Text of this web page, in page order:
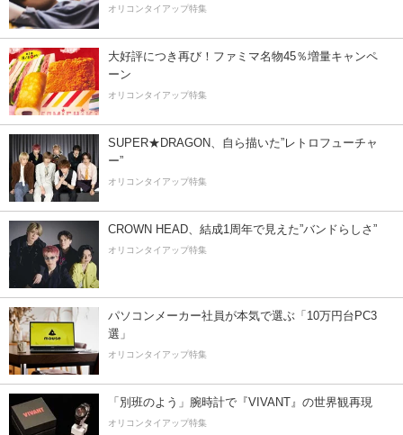
オリコンタイアップ特集
大好評につき再び！ファミマ名物45％増量キャンペ
ーン
オリコンタイアップ特集
SUPER★DRAGON、自ら描いた”レトロフューチャ
ー”
オリコンタイアップ特集
CROWN HEAD、結成1周年で見えた”バンドらしさ”
オリコンタイアップ特集
パソコンメーカー社員が本気で選ぶ「10万円台PC3
選」
オリコンタイアップ特集
「別班のよう」腕時計で『VIVANT』の世界観再現
オリコンタイアップ特集